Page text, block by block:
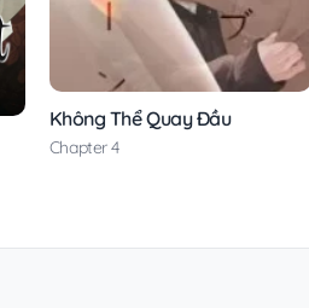
Không Thể Quay Đầu
Chapter 4